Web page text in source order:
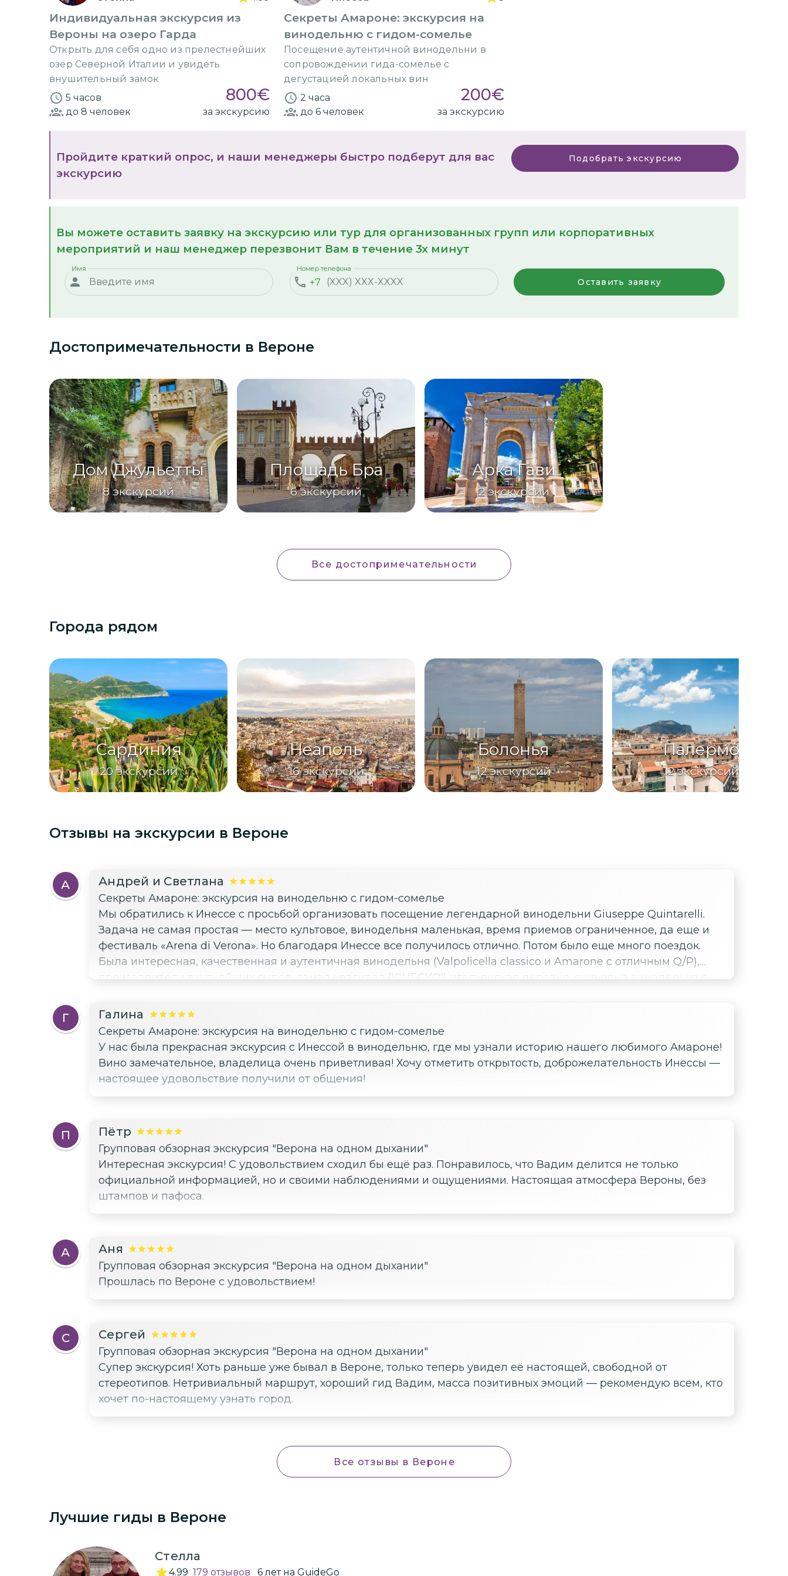
Индивидуальная экскурсия из
Вероны на озеро Гарда
Открыть для себя одно из прелестнейших
озер Северной Италии и увидеть
внушительный замок
5 часов
800€
до 8 человек за экскурсию
Секреты Амароне: экскурсия на
винодельню с гидом-сомелье
Посещение аутентичной винодельни в
сопровождении гида-сомелье с
дегустацией локальных вин
2 часа
200€
до 6 человек за экскурсию
Пройдите краткий опрос, и наши менеджеры быстро подберут для вас
экскурсию
Подобрать экскурсию
Вы можете оставить заявку на экскурсию или тур для организованных групп или корпоративных
мероприятий и наш менеджер перезвонит Вам в течение 3х минут
Имя
+7
Номер телефона
Оставить заявку
Достопримечательности в Вероне
Дом Джульетты
8 экскурсий
Площадь Бра
6 экскурсий
Арка Гави
2 экскурсии
Все достопримечательности
Города рядом
Сардиния
20 экскурсий
Неаполь
16 экскурсий
Болонья
12 экскурсий
Палермо
12 экскурсий
Отзывы на экскурсии в Вероне
А Андрей и Светлана
Секреты Амароне: экскурсия на винодельню с гидом-сомелье
Мы обратились к Инессе с просьбой организовать посещение легендарной винодельни Giuseppe Quintarelli.
Задача не самая простая — место культовое, винодельня маленькая, время приемов ограниченное, да еще и
фестиваль «Arena di Verona». Но благодаря Инессе все получилось отлично. Потом было еще много поездок.
Была интересная, качественная и аутентичная винодельня (Valpolicella classico и Amarone с отличным Q/P),
производители вкуснейших сыров, самая красивая (ЮНЕСКО!) итальянская деревня, еще одна винодельня с
попробовали на вкус с Инессой. P. S. Обаяние, чувство юмора и дружелюбие — 150%
Г Галина
Секреты Амароне: экскурсия на винодельню с гидом-сомелье
У нас была прекрасная экскурсия с Инессой в винодельню, где мы узнали историю нашего любимого Амароне!
Вино замечательное, владелица очень приветливая! Хочу отметить открытость, доброжелательность Инессы —
настоящее удовольствие получили от общения!
П Пётр
Групповая обзорная экскурсия "Верона на одном дыхании"
Интересная экскурсия! С удовольствием сходил бы ещё раз. Понравилось, что Вадим делится не только
официальной информацией, но и своими наблюдениями и ощущениями. Настоящая атмосфера Вероны, без
штампов и пафоса.
А Аня
Групповая обзорная экскурсия "Верона на одном дыхании"
Прошлась по Вероне с удовольствием!
С Сергей
Групповая обзорная экскурсия "Верона на одном дыхании"
Супер экскурсия! Хоть раньше уже бывал в Вероне, только теперь увидел её настоящей, свободной от
стереотипов. Нетривиальный маршрут, хороший гид Вадим, масса позитивных эмоций — рекомендую всем, кто
хочет по-настоящему узнать город.
Все отзывы в Вероне
Лучшие гиды в Вероне
Стелла
4.99 179 отзывов 6 летна GuideGo